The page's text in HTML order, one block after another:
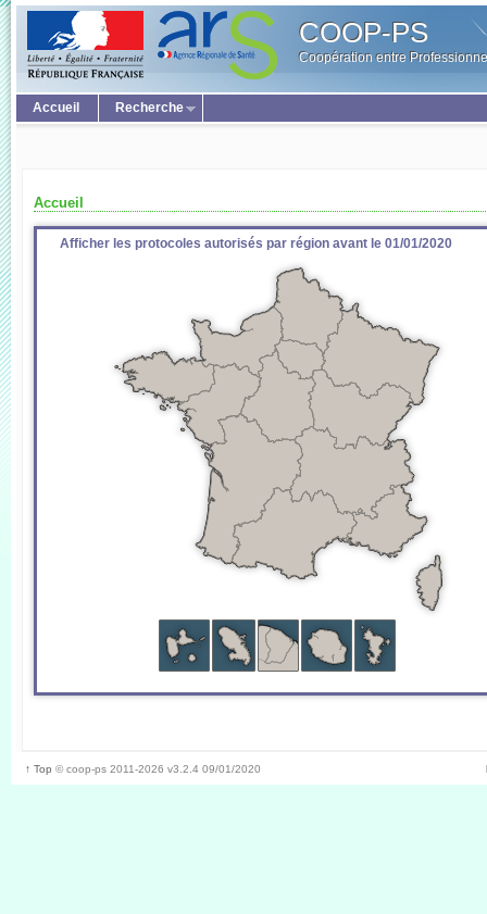
COOP-PS
Coopération entre
Accueil Recherche
Accueil
Afficher les protocoles autorisés par région avant le 01/01/2020
↑ Top ©coop-ps 2011-2026 v3.2.4 09/01/2020